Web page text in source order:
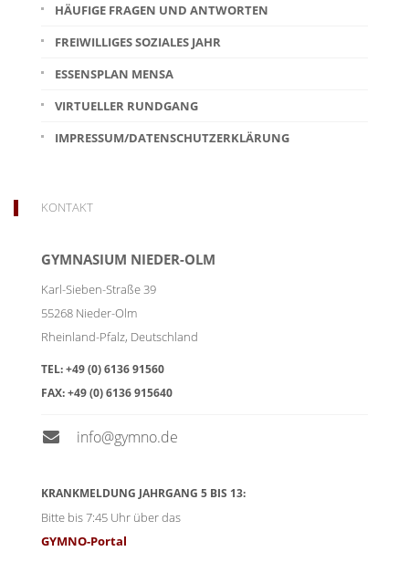
HÄUFIGE FRAGEN UND ANTWORTEN
FREIWILLIGES SOZIALES JAHR
ESSENSPLAN MENSA
VIRTUELLER RUNDGANG
IMPRESSUM/DATENSCHUTZERKLÄRUNG
KONTAKT
GYMNASIUM NIEDER-OLM
Karl-Sieben-Straße 39
55268 Nieder-Olm
Rheinland-Pfalz, Deutschland
TEL:+49 (0) 6136 91560
FAX:+49 (0) 6136 915640
info@gymno.de
KRANKMELDUNG JAHRGANG 5 BIS 13:
Bitte bis 7:45 Uhr über das
GYMNO-Portal